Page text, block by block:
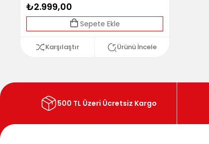
₺2.999,00
Sepete Ekle
Karşılaştır Ürünü İncele
500 TL Üzeri Ücretsiz Kargo